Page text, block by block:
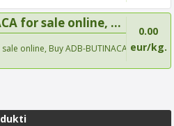
for sale online, ...
online, Buy ADB-BUTINACA
0.00
eur/kg.